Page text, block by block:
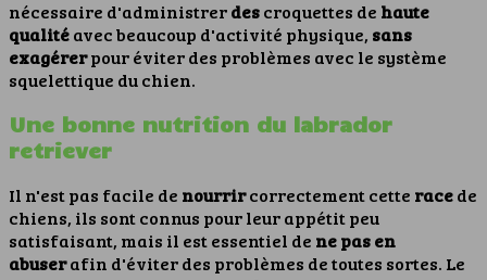
nécessaire d'administrerdescroquettes de haute
qualitéavec beaucoup d'activité physique, sans
exagérerpour éviter des problèmes avec le système
squelettique du chien.
Une bonne nutrition du labrador
retriever
Il n'est pas facile de nourrircorrectement cette racede
chiens, ils sont connus pour leur appétit peu
satisfaisant, mais il est essentiel de ne pas en
abuserafin d'éviter des problèmes de toutes sortes. Le